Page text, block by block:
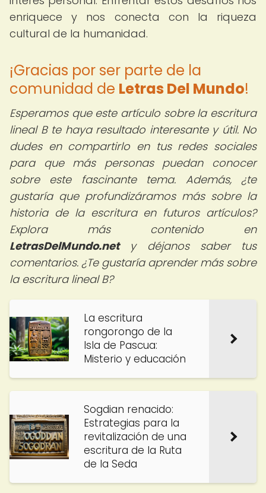
enriquece y nos conecta con la riqueza
cultural de la humanidad.
¡Gracias por ser parte de la
comunidad de Letras Del Mundo!
Esperamos que este artículo sobre la escritura
lineal B te haya resultado interesante y útil. No
dudes en compartirlo en tus redes sociales
para que más personas puedan conocer
sobre este fascinante tema. Además, ¿te
gustaría que profundizáramos más sobre la
historia de la escritura en futuros artículos?
Explora más contenido en
LetrasDelMundo.nety déjanos saber tus
comentarios. ¿Te gustaría aprender más sobre
la escritura lineal B?
La escritura
rongorongo de la
Isla de Pascua:
Misterio y educación
Sogdian renacido:
Estrategias para la
revitalización de una
escritura de la Ruta
de la Seda